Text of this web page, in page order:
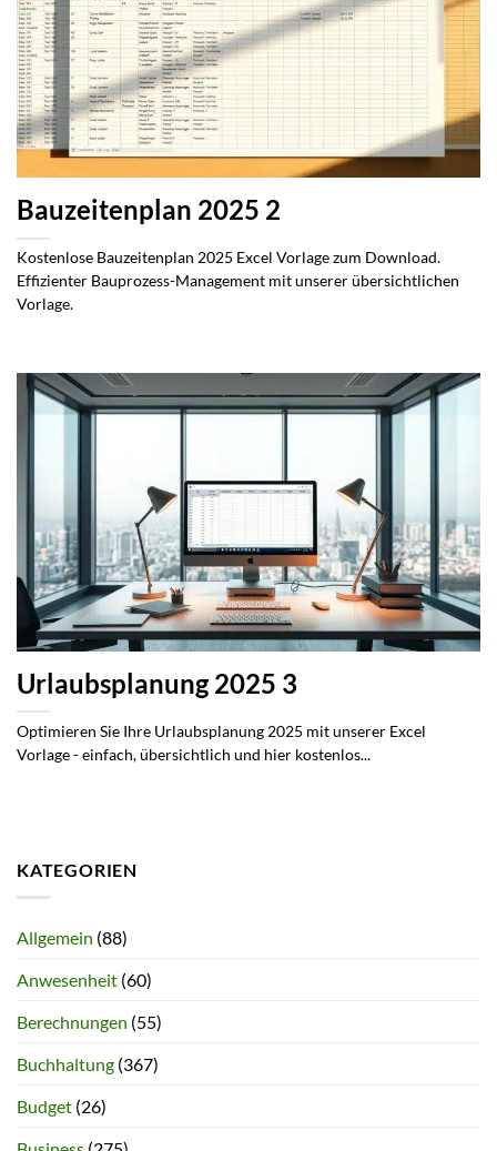
Bauzeitenplan 2025 2
Kostenlose Bauzeitenplan 2025 Excel Vorlage zum Download.
Effizienter Bauprozess-Management mit unserer übersichtlichen
Vorlage.
Urlaubsplanung 2025 3
Optimieren Sie Ihre Urlaubsplanung 2025 mit unserer Excel
Vorlage - einfach, übersichtlich und hier kostenlos...
KATEGORIEN
Allgemein (88)
Anwesenheit (60)
Berechnungen (55)
Buchhaltung (367)
Budget (26)